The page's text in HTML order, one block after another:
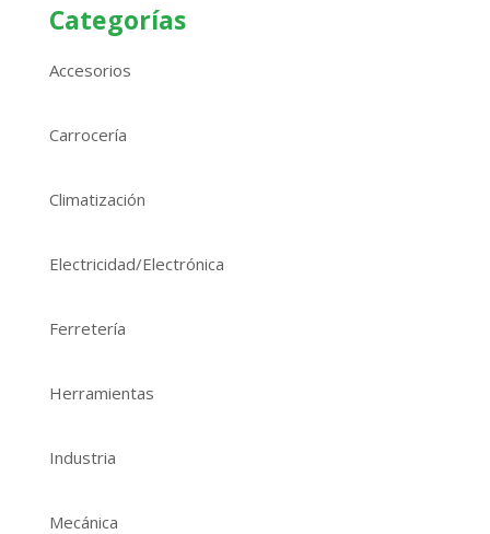
Categorías
Accesorios
Carrocería
Climatización
Electricidad/Electrónica
Ferretería
Herramientas
Industria
Mecánica